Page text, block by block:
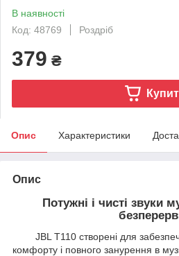
В наявності
Код: 48769
Роздріб
379 ₴
Опис Характеристики
Опис
Потужні і чисті звуки
JBL T110 створені для
комфорту і повного занурення в